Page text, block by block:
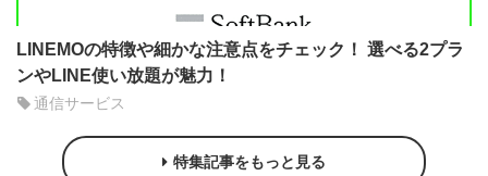
LINEMOの特徴や細かな注意点をチェック！ 選べる2プラ
ンやLINE使い放題が魅力！
通信サービス
特集記事をもっと見る